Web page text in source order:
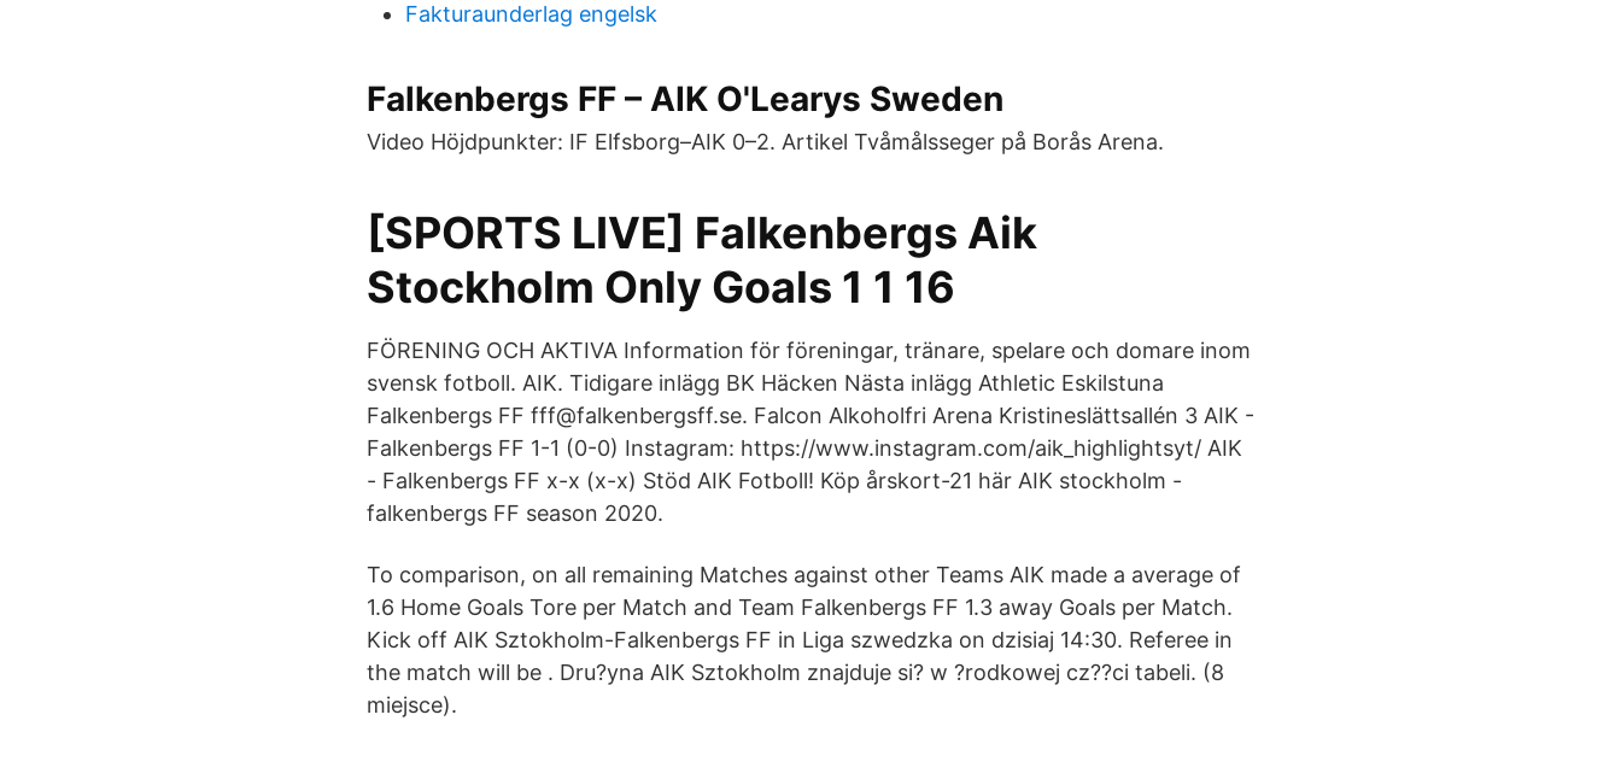
Fakturaunderlag engelsk
Falkenbergs FF – AIK O'Learys Sweden
Video Höjdpunkter: IF Elfsborg–AIK 0–2. Artikel Tvåmålsseger på Borås Arena.
[SPORTS LIVE] Falkenbergs Aik
Stockholm Only Goals 1 1 16
FÖRENING OCH AKTIVA Information för föreningar, tränare, spelare och domare inom
svensk fotboll. AIK. Tidigare inlägg BK Häcken Nästa inlägg Athletic Eskilstuna
Falkenbergs FF fff@falkenbergsff.se. Falcon Alkoholfri Arena Kristineslättsallén 3 AIK -
Falkenbergs FF 1-1 (0-0) Instagram: https://www.instagram.com/aik_highlightsyt/ AIK
- Falkenbergs FF x-x (x-x) Stöd AIK Fotboll! Köp årskort-21 här AIK stockholm -
falkenbergs FF season 2020.
To comparison, on all remaining Matches against other Teams AIK made a average of
1.6 Home Goals Tore per Match and Team Falkenbergs FF 1.3 away Goals per Match.
Kick off AIK Sztokholm-Falkenbergs FF in Liga szwedzka on dzisiaj 14:30. Referee in
the match will be . Dru?yna AIK Sztokholm znajduje si? w ?rodkowej cz??ci tabeli. (8
miejsce).